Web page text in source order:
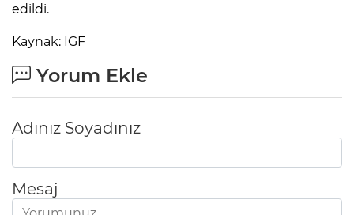
edildi.
Kaynak: IGF
Yorum Ekle
Adınız Soyadınız
Mesaj